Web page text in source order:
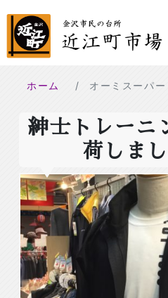
ホーム オーミスーパー
紳士トレーニ
荷しま